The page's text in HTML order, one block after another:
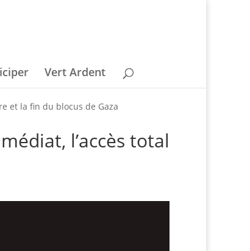
Vert Ardent
et la fin du blocus de Gaza
l’accès total